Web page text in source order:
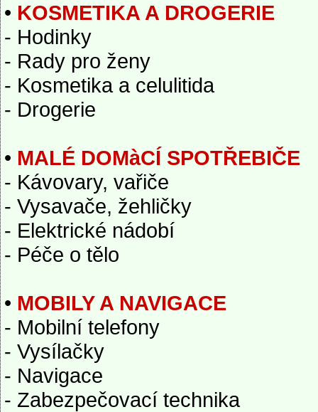
• KOSMETIKA A DROGERIE
- Hodinky
- Rady pro ženy
- Kosmetika a celulitida
- Drogerie
• MALÉ DOMàCÍ SPOTŘEBIČE
- Kávovary, vařiče
- Vysavače, žehličky
- Elektrické nádobí
- Péče o tělo
• MOBILY A NAVIGACE
- Mobilní telefony
- Vysílačky
- Navigace
- Zabezpečovací technika